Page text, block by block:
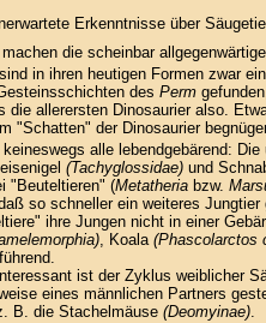
Erkenntnisse über
die scheinbar
in ihren heutigen Formen zwar
des Perm
die allerersten Dinosaurier also.
"Schatten" der Dinosaurier
alle lebendgebärend:
(Tachyglossidae) und
"Beuteltieren" (Metatheria bzw.
so schneller ein weiteres Jungtier
ihre Jungen nicht in einer
, Koala (Phascolarctos
ist der Zyklus weiblicher
eines männlichen Partners
B. die Stachelmäuse (Deomyinae).